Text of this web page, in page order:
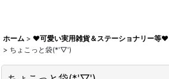
ホーム > ♥可愛い実用雑貨＆ステーショナリー等♥
> ちょこっと袋(*'▽')